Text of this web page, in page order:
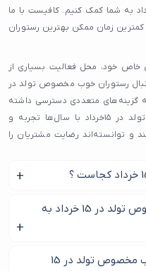
خوب مخصوص تولد در 15 خرداد به شما کمک کنیم. کافیست با ما
کمترین زمان ممکن بهترین رستوران
خاص خود، محل فعالیت بسیاری از
رستوران خوب مخصوص تولد در
گزینه‌های متعددی دسترسی داشته
باشید. برخی از رستوران خوب مخصوص تولد در ۱۵خرداد با سال‌ها تجربه و
و توانسته‌اند رضایت مشتریان را
تولد در ۱۵خرداد معمولاً به دلیل رقابت بالا، سعی دارند با
خدمات، گزینه‌ای را انتخاب کنند
ایستگاه‌های مترو و اتوبوس در
برای پیدا کردن یک رستوران خوب مخصوص تولد در 15 خرداد با ما
هزینه های یک رستوران خوب مخصوص تولد در 15 خرداد به
یک رستوران خوب
برای نوبت دهی در یک رستوران خوب مخصوص تولد در 15